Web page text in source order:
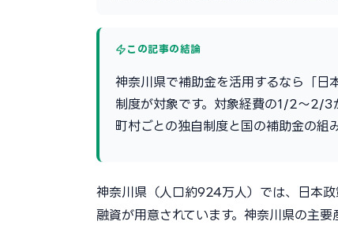
この記事の結論
神奈川県で補助金を活用するなら「日
制度が対象です。対象経費の1/2〜2/3
町村ごとの独自制度と国の補助金の組
神奈川県（人口約924万人）では、日本
融資が用意されています。神奈川県の主